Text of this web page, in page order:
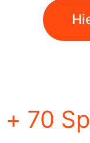
+ 70